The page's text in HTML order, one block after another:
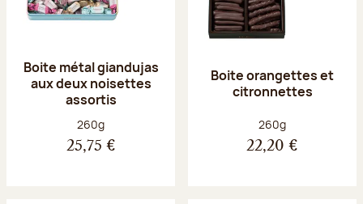
Boite métal giandujas
aux deux noisettes
assortis
Poids net :
260g
25,75 €
Boite orangettes et
citronnettes
Poids net :
260g
22,20 €